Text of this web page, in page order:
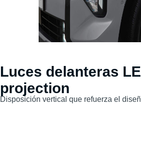
Luces delanteras
projection
Disposición vertical que refuerza el